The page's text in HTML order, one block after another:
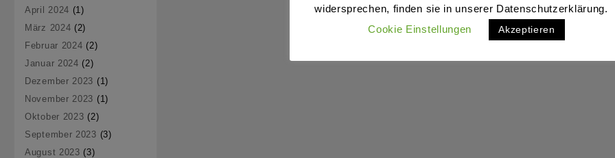
April 2024 (1)
März 2024 (2)
Februar 2024 (2)
Januar 2024 (2)
Dezember 2023 (1)
November 2023 (1)
Oktober 2023 (2)
September 2023 (3)
August 2023 (3)
widersprechen, finden sie in unserer Datenschutzerklärung.
Cookie Einstellungen
Akzeptieren